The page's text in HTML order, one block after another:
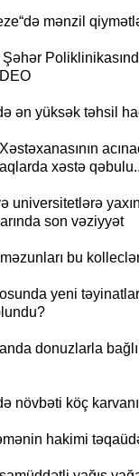
mənzil
ən yüksək təhsil
xəstə
universitetlərə
son vəziyyət
bu
yeni
donuzlarla
növbəti köç
hakimi